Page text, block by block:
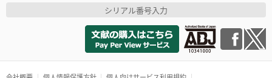
シリアル番号入力